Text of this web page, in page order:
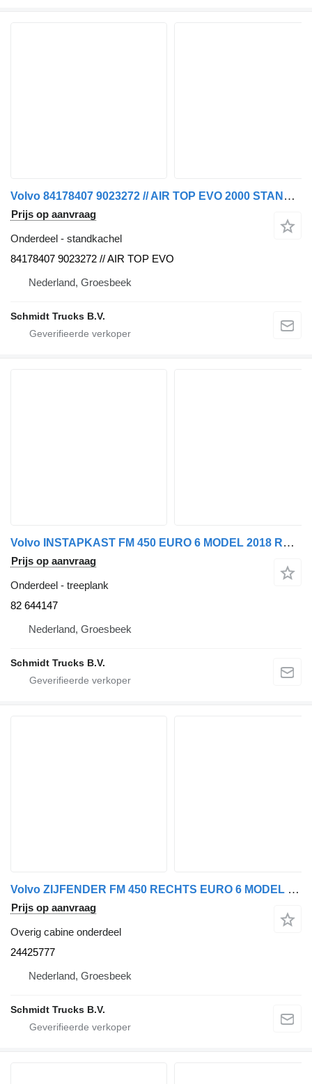
Volvo 84178407 9023272 // AIR TOP EVO 2000 STANDKACHEL FM 450 EURO 6 voor vrachtwagen
Prijs op aanvraag
Onderdeel - standkachel
84178407 9023272 // AIR TOP EVO
Nederland, Groesbeek
Schmidt Trucks B.V.
Volvo INSTAPKAST FM 450 EURO 6 MODEL 2018 RECHTS 82 644147 treeplank voor vrachtwagen
Prijs op aanvraag
Onderdeel - treeplank
82 644147
Nederland, Groesbeek
Schmidt Trucks B.V.
Volvo ZIJFENDER FM 450 RECHTS EURO 6 MODEL 2018 24425777 voor vrachtwagen
Prijs op aanvraag
Overig cabine onderdeel
24425777
Nederland, Groesbeek
Schmidt Trucks B.V.